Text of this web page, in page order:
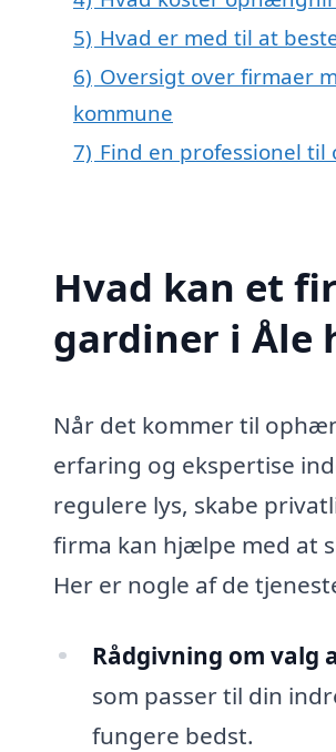
5) Hvad er med til at
6) Oversigt over firmaer
kommune
7) Find en professionel
Hvad kan et
gardiner i Åle
Når det kommer til
erfaring og ekspertise
regulere lys, skabe
firma kan hjælpe med at
Her er nogle af de
Rådgivning om valg
som passer til din
fungere bedst.